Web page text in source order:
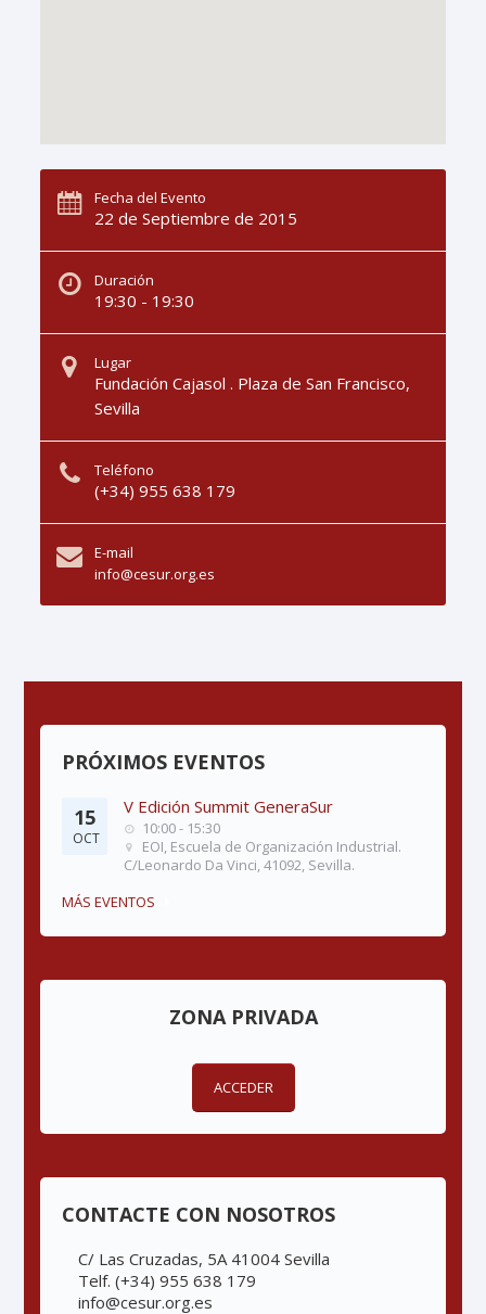
Fecha del Evento
22 de Septiembre de 2015
Duración
19:30 - 19:30
Lugar
Fundación Cajasol . Plaza de San Francisco,
Sevilla
Teléfono
(+34) 955 638 179
E-mail
info@cesur.org.es
PRÓXIMOS EVENTOS
15
OCT
V Edición Summit GeneraSur
10:00 - 15:30
EOI, Escuela de Organización Industrial.
C/Leonardo Da Vinci, 41092, Sevilla.
MÁS EVENTOS
ZONA PRIVADA
ACCEDER
CONTACTE CON NOSOTROS
C/ Las Cruzadas, 5A 41004 Sevilla
Telf. (+34) 955 638 179
info@cesur.org.es